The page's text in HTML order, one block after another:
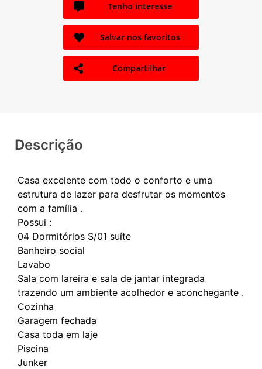
Tenho interesse
Salvar nos favoritos
Compartilhar
Descrição
Casa excelente com todo o conforto e uma
estrutura de lazer para desfrutar os momentos
com a família .
Possui :
04 Dormitórios S/01 suíte
Banheiro social
Lavabo
Sala com lareira e sala de jantar integrada
trazendo um ambiente acolhedor e aconchegante .
Cozinha
Garagem fechada
Casa toda em laje
Piscina
Junker